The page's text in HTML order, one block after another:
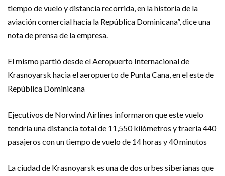
tiempo de vuelo y distancia recorrida, en la historia de la
aviación comercial hacia la República Dominicana”, dice una
nota de prensa de la empresa.
El mismo partió desde el Aeropuerto Internacional de
Krasnoyarsk hacia el aeropuerto de Punta Cana, en el este de
República Dominicana
Ejecutivos de Norwind Airlines informaron que este vuelo
tendría una distancia total de 11,550 kilómetros y traería 440
pasajeros con un tiempo de vuelo de 14 horas y 40 minutos
La ciudad de Krasnoyarsk es una de dos urbes siberianas que